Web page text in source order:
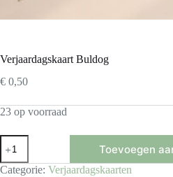
Verjaardagskaart Buldog
€ 0,50
23 op voorraad
Verjaardagskaart
Buldog
aantal
Toevoegen
Categorie: Verjaardagskaarten